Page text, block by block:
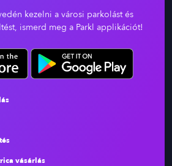
kezelni a városi parkolást és
ismerd meg a Parkl applikációt!
vásárlás